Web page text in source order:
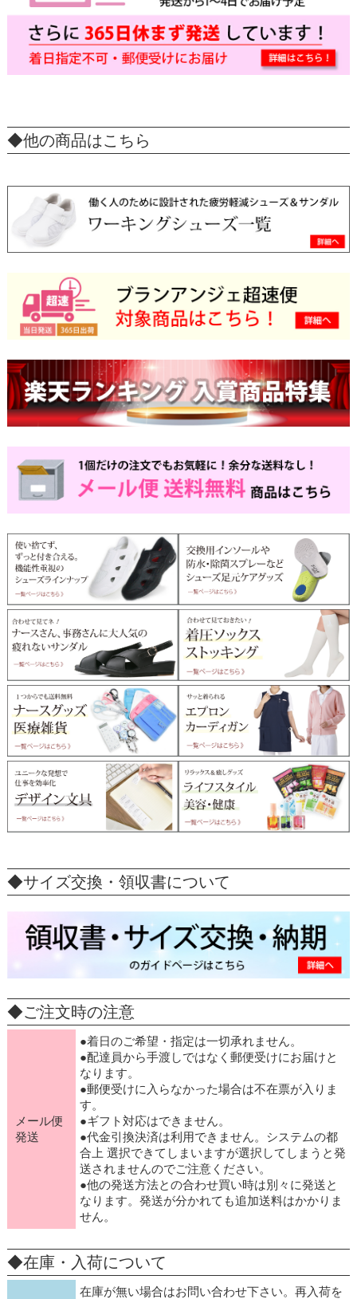
◆他の商品はこちら
◆サイズ交換・領収書について
◆ご注文時の注意
メール便
発送
●着日のご希望・指定は一切承れません。
●配達員から手渡しではなく郵便受けにお届けと
なります。
●郵便受けに入らなかった場合は不在票が入りま
す。
●ギフト対応はできません。
●代金引換決済は利用できません。システムの都
合上 選択できてしまいますが選択してしまうと発
送されませんのでご注意ください。
●他の発送方法との合わせ買い時は別々に発送と
なります。発送が分かれても追加送料はかかりま
せん。
◆在庫・入荷について
在庫が無い場合はお問い合わせ下さい。再入荷を